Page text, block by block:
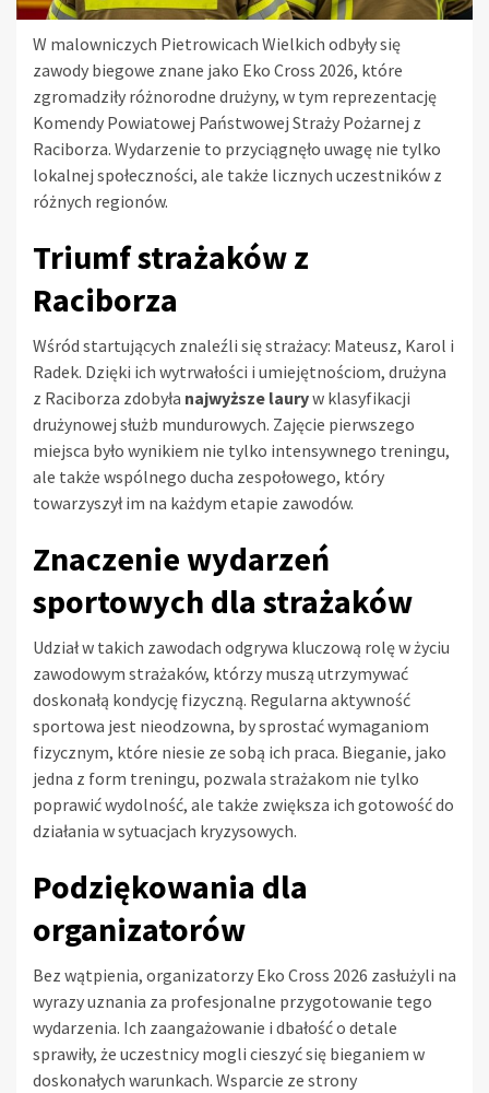
W malowniczych Pietrowicach Wielkich odbyły się
zawody biegowe znane jako Eko Cross 2026, które
zgromadziły różnorodne drużyny, w tym reprezentację
Komendy Powiatowej Państwowej Straży Pożarnej z
Raciborza. Wydarzenie to przyciągnęło uwagę nie tylko
lokalnej społeczności, ale także licznych uczestników z
różnych regionów.
Triumf strażaków z
Raciborza
Wśród startujących znaleźli się strażacy: Mateusz, Karol i
Radek. Dzięki ich wytrwałości i umiejętnościom, drużyna
z Raciborza zdobyła najwyższe lauryw klasyfikacji
drużynowej służb mundurowych. Zajęcie pierwszego
miejsca było wynikiem nie tylko intensywnego treningu,
ale także wspólnego ducha zespołowego, który
towarzyszył im na każdym etapie zawodów.
Znaczenie wydarzeń
sportowych dla strażaków
Udział w takich zawodach odgrywa kluczową rolę w życiu
zawodowym strażaków, którzy muszą utrzymywać
doskonałą kondycję fizyczną. Regularna aktywność
sportowa jest nieodzowna, by sprostać wymaganiom
fizycznym, które niesie ze sobą ich praca. Bieganie, jako
jedna z form treningu, pozwala strażakom nie tylko
poprawić wydolność, ale także zwiększa ich gotowość do
działania w sytuacjach kryzysowych.
Podziękowania dla
organizatorów
Bez wątpienia, organizatorzy Eko Cross 2026 zasłużyli na
wyrazy uznania za profesjonalne przygotowanie tego
wydarzenia. Ich zaangażowanie i dbałość o detale
sprawiły, że uczestnicy mogli cieszyć się bieganiem w
doskonałych warunkach. Wsparcie ze strony